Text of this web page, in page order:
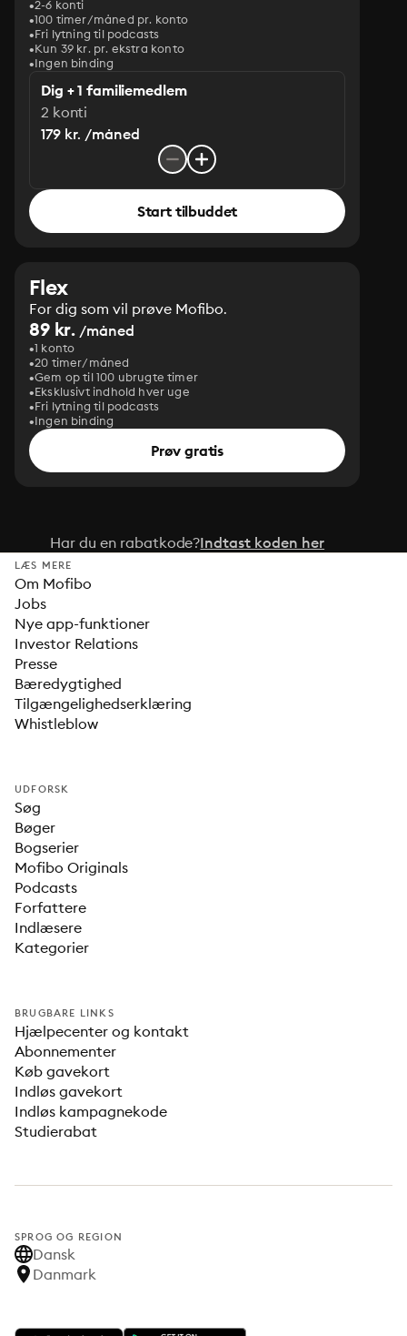
2-6 konti
100 timer/måned pr. konto
Fri lytning til podcasts
Kun 39 kr. pr. ekstra konto
Ingen binding
Dig + 1 familiemedlem
2 konti
179 kr. /måned
Start tilbuddet
Flex
For dig som vil prøve Mofibo.
89 kr. /måned
1 konto
20 timer/måned
Gem op til 100 ubrugte timer
Eksklusivt indhold hver uge
Fri lytning til podcasts
Ingen binding
Prøv gratis
Har du en rabatkode?Indtast koden her
LÆS MERE
Om Mofibo
Jobs
Nye app-funktioner
Investor Relations
Presse
Bæredygtighed
Tilgængelighedserklæring
Whistleblow
UDFORSK
Søg
Bøger
Bogserier
Mofibo Originals
Podcasts
Forfattere
Indlæsere
Kategorier
BRUGBARE LINKS
Hjælpecenter og kontakt
Abonnementer
Køb gavekort
Indløs gavekort
Indløs kampagnekode
Studierabat
SPROG OG REGION
Dansk
Danmark